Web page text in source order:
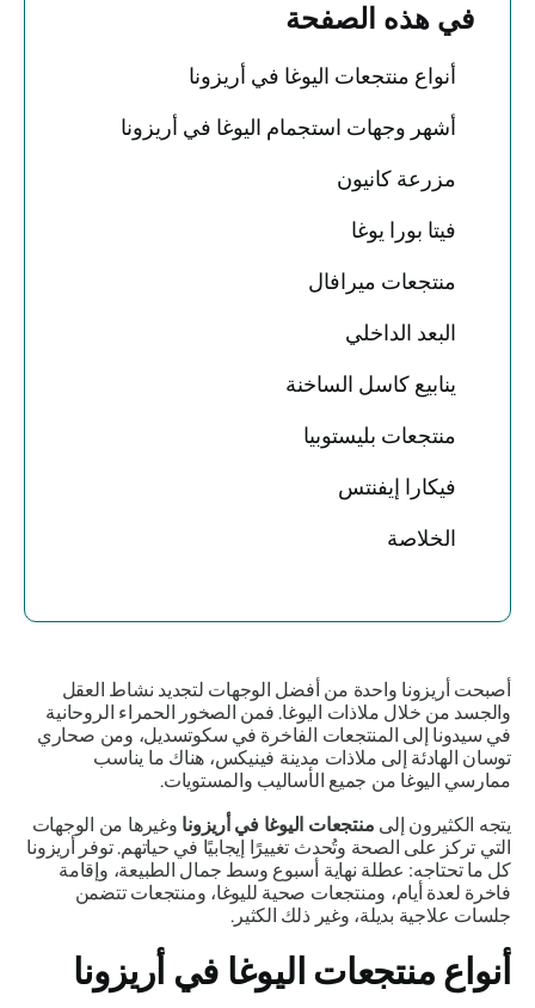
في هذه الصفحة
أنواع منتجعات اليوغا في أريزونا
أشهر وجهات استجمام اليوغا في أريزونا
مزرعة كانيون
فيتا بورا يوغا
منتجعات ميرافال
البعد الداخلي
ينابيع كاسل الساخنة
منتجعات بليستوبيا
فيكارا إيفنتس
الخلاصة
أصبحت أريزونا واحدة من أفضل الوجهات لتجديد نشاط العقل
والجسد من خلال ملاذات اليوغا. فمن الصخور الحمراء الروحانية
في سيدونا إلى المنتجعات الفاخرة في سكوتسديل، ومن صحاري
توسان الهادئة إلى ملاذات مدينة فينيكس، هناك ما يناسب
ممارسي اليوغا من جميع الأساليب والمستويات.
يتجه الكثيرون إلى منتجعات اليوغا في أريزوناوغيرها من الوجهات
التي تركز على الصحة وتُحدث تغييرًا إيجابيًا في حياتهم. توفر أريزونا
كل ما تحتاجه: عطلة نهاية أسبوع وسط جمال الطبيعة، وإقامة
فاخرة لعدة أيام، ومنتجعات صحية لليوغا، ومنتجعات تتضمن
جلسات علاجية بديلة، وغير ذلك الكثير.
أنواع منتجعات اليوغا في أريزونا